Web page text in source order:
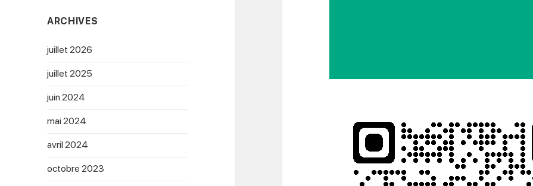
ARCHIVES
juillet 2026
juillet 2025
juin 2024
mai 2024
avril 2024
octobre 2023